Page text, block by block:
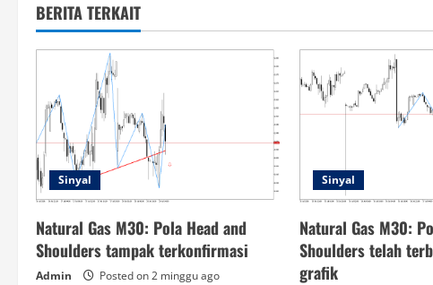
BERITA TERKAIT
Sinyal
Natural Gas M30: Pola Head and
Shoulders tampak terkonfirmasi
Admin Posted on 2 minggu ago
Sinyal
Natural Gas M30:
Shoulders telah
grafik